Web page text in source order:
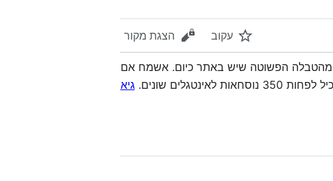
עקוב הצגת מקור
מהטבלה הפשוטה שיש באתר כיום. אשמח אם
שונים.
גיא